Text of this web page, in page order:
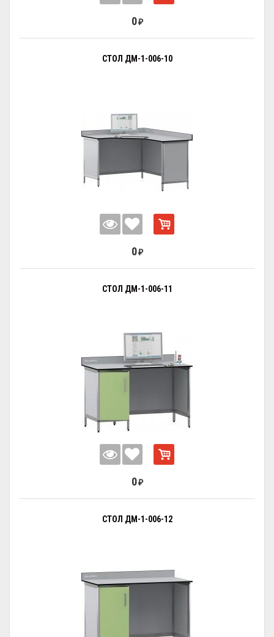
0 ₽
СТОЛ ДМ-1-006-10
0 ₽
СТОЛ ДМ-1-006-11
0 ₽
СТОЛ ДМ-1-006-12